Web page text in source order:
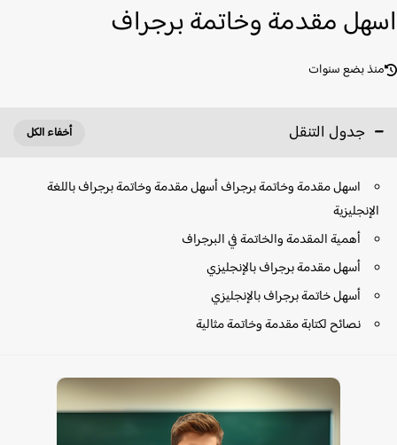
مقدمة وخاتمة برجراف
بضع سنوات
جدول التنقل
اسهل مقدمة وخاتمة برجراف أسهل مقدمة وخاتمة برجراف باللغة
الإنجليزية
أهمية المقدمة والخاتمة في البرجراف
أسهل مقدمة برجراف بالإنجليزي
أسهل خاتمة برجراف بالإنجليزي
نصائح لكتابة مقدمة وخاتمة مثالية